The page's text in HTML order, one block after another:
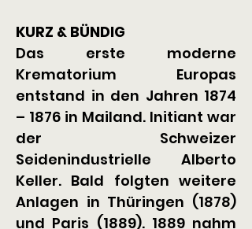
KURZ & BÜNDIG
Das erste moderne
Krematorium Europas
entstand in den Jahren 1874
– 1876 in Mailand. Initiant war
der Schweizer
Seidenindustrielle Alberto
Keller. Bald folgten weitere
Anlagen in Thüringen (1878)
und Paris (1889). 1889 nahm